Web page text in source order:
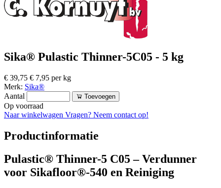
Sika® Pulastic Thinner-5C05 - 5 kg
€ 39,75 € 7,95 per kg
Merk: Sika®
Aantal
Toevoegen
Op voorraad
Naar winkelwagen Vragen? Neem contact op!
Productinformatie
Pulastic® Thinner-5 C05 – Verdunner
voor Sikafloor®-540 en Reiniging